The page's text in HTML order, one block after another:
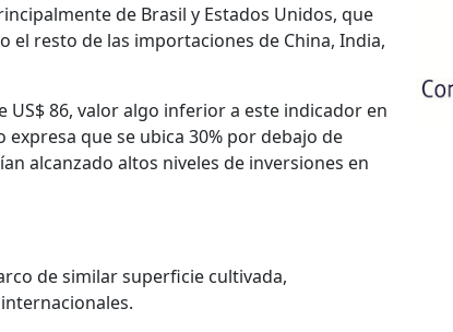
de Brasil y Estados Unidos, que
el resto de las importaciones de China, India,
86, valor algo inferior a este indicador en
que se ubica 30% por debajo de
alcanzado altos niveles de inversiones en
de similar superficie cultivada,